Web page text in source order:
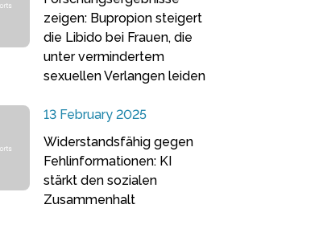
zeigen: Bupropion steigert
die Libido bei Frauen, die
unter vermindertem
sexuellen Verlangen leiden
13 February 2025
Widerstandsfähig gegen
Fehlinformationen: KI
stärkt den sozialen
Zusammenhalt